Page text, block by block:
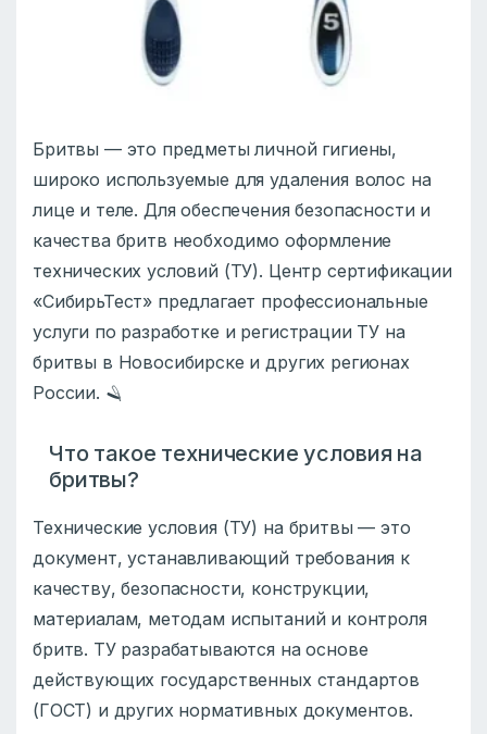
Бритвы — это предметы личной гигиены,
широко используемые для удаления волос на
лице и теле. Для обеспечения безопасности и
качества бритв необходимо оформление
технических условий (ТУ). Центр сертификации
«СибирьТест» предлагает профессиональные
услуги по разработке и регистрации ТУ на
бритвы в Новосибирске и других регионах
России. 🪒
Что такое технические условия на
бритвы?
Технические условия (ТУ) на бритвы — это
документ, устанавливающий требования к
качеству, безопасности, конструкции,
материалам, методам испытаний и контроля
бритв. ТУ разрабатываются на основе
действующих государственных стандартов
(ГОСТ) и других нормативных документов.